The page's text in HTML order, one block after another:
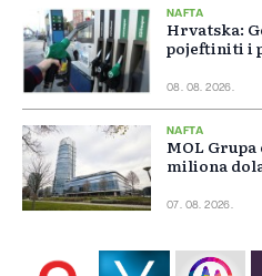
NAFTA
Hrvatska:
pojeftiniti i
08. 08. 2026.
NAFTA
MOL
miliona
07. 08. 2026.